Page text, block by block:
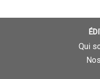
Qui